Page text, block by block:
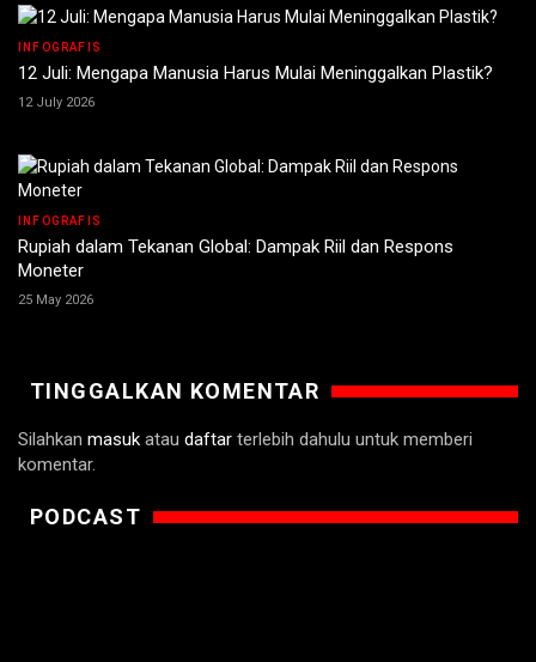
INFOGRAFIS
12 Juli: Mengapa Manusia Harus Mulai Meninggalkan Plastik?
12 July 2026
INFOGRAFIS
Rupiah dalam Tekanan Global: Dampak Riil dan Respons
Moneter
25 May 2026
TINGGALKAN KOMENTAR
Silahkan masuk atau daftar terlebih dahulu untuk memberi
komentar.
PODCAST